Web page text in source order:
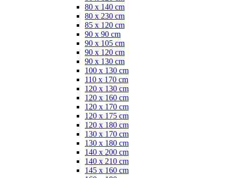
80 x 140 cm
80 x 230 cm
85 x 120 cm
90 x 90 cm
90 x 105 cm
90 x 120 cm
90 x 130 cm
100 x 130 cm
110 x 170 cm
120 x 130 cm
120 x 160 cm
120 x 170 cm
120 x 175 cm
120 x 180 cm
130 x 170 cm
130 x 180 cm
140 x 200 cm
140 x 210 cm
145 x 160 cm